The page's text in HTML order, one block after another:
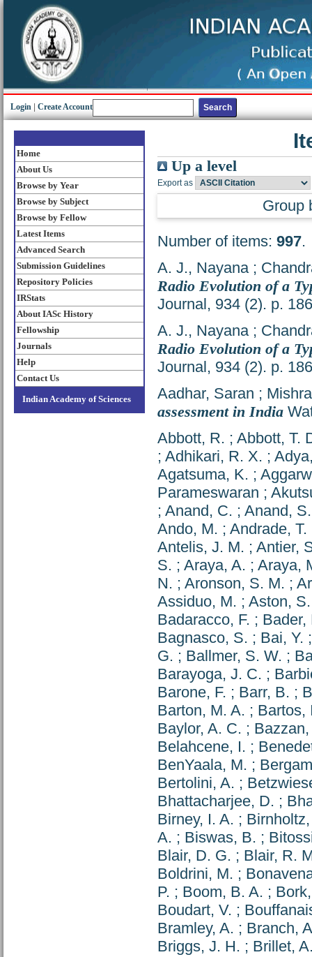
Login Create Account
Home
About Us
Browse by Year
Browse by Subject
Browse by Fellow
Latest Items
Advanced Search
Submission Guidelines
Repository Policies
IRStats
About IASc History
Fellowship
Journals
Help
Contact Us
Indian Academy of Sciences
Up a level
Export as
Group
Number of items: 997.
A. J., Nayana;
Radio Evolution of a
Journal, 934 (2). p.
A. J., Nayana;
Radio Evolution of a
Journal, 934 (2). p.
Aadhar, Saran ;
assessment in India
Abbott, R. ; Abbott, T.
; Adhikari, R. X. ;
Agatsuma, K. ;
Parameswaran ;
; Anand, C. ; Anand, S.
Ando, M. ; Andrade, T.
Antelis, J. M. ; Antier,
S. ; Araya, A. ; Araya,
N. ; Aronson, S. M. ;
Assiduo, M. ; Aston,
Badaracco, F. ; Bader,
Bagnasco, S. ; Bai, Y.
G. ; Ballmer, S. W. ;
Barayoga, J. C. ;
Barone, F. ; Barr, B. ;
Barton, M. A. ; Bartos,
Baylor, A. C. ;
Belahcene, I. ;
BenYaala, M. ;
Bertolini, A. ;
Bhattacharjee, D. ;
Birney, I. A. ;
A. ; Biswas, B. ;
Blair, D. G. ; Blair, R.
Boldrini, M. ;
P. ; Boom, B. A. ;
Boudart, V. ;
Bramley, A. ; Branch,
Briggs, J. H. ; Brillet,